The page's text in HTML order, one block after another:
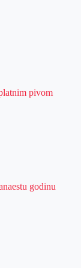
pivom
godinu